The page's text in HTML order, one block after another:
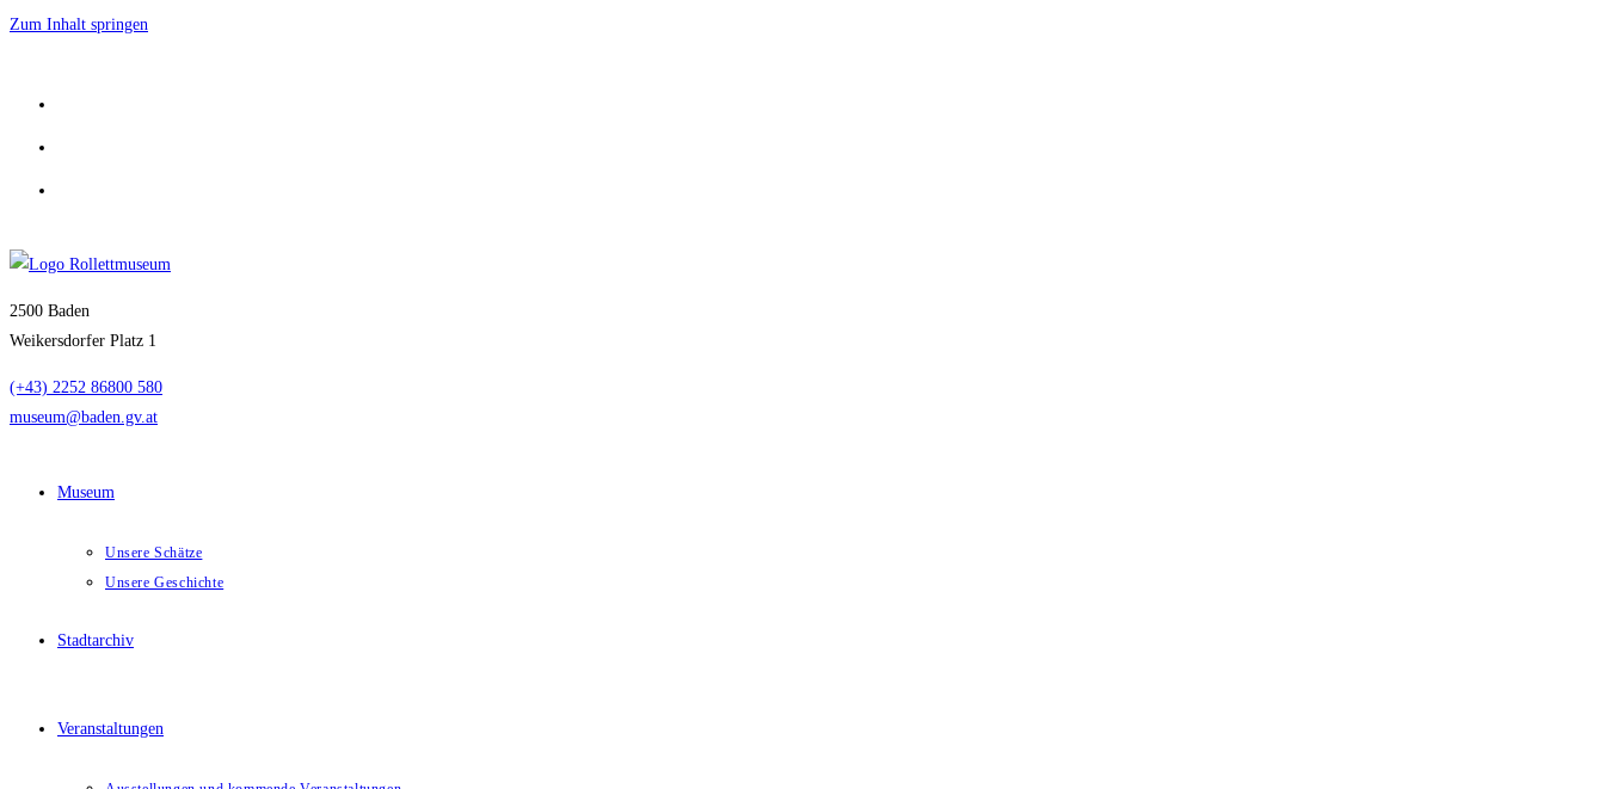
Zum Inhalt springen
2500 Baden
Weikersdorfer Platz 1
(+43) 2252 86800 580
museum@baden.gv.at
Museum
Unsere Schätze
Unsere Geschichte
Stadtarchiv
Veranstaltungen